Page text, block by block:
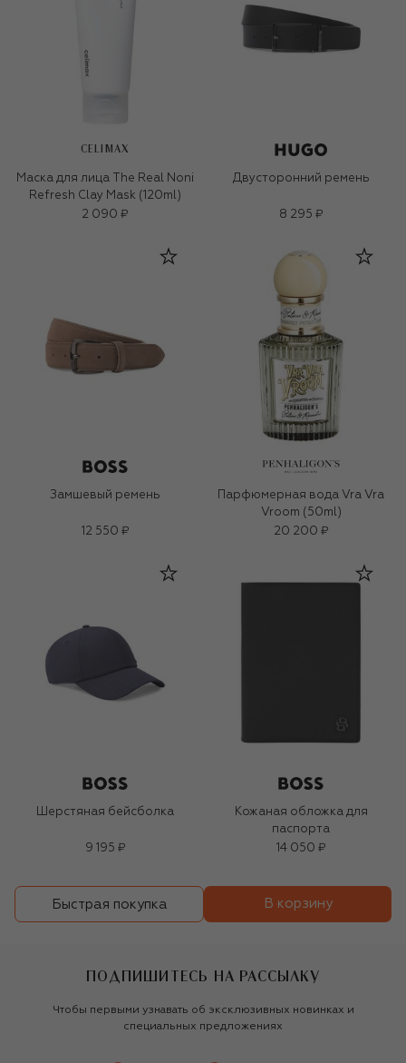
CELIMAX
Маска для лица The Real Noni
Refresh Clay Mask (120ml)
2 090 ₽
Двусторонний ремень
8 295 ₽
Замшевый ремень
12 550 ₽
Парфюмерная вода Vra Vra
Vroom (50ml)
20 200 ₽
Шерстяная бейсболка
9 195 ₽
Кожаная обложка для
паспорта
14 050 ₽
Быстрая покупка В корзину
ПОДПИШИТЕСЬ НА РАССЫЛКУ
Чтобы первыми узнавать об эксклюзивных новинках и
специальных предложениях